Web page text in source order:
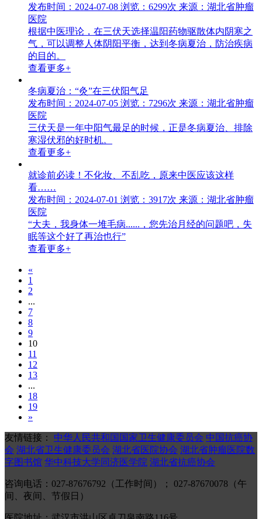
发布时间：2024-07-08 浏览：6299次 来源：湖北省肿瘤
医院
根据中医理论，在三伏天选择温阳药物驱散体内阴寒之
气，可以调整人体阴阳平衡，达到冬病夏治，防治疾病
的目的。
查看更多+
冬病夏治：“灸”在三伏阳气足
发布时间：2024-07-05 浏览：7296次 来源：湖北省肿瘤
医院
三伏天是一年中阳气最足的时候，正是冬病夏治、排除
寒湿伏邪的好时机。
查看更多+
就诊前必读！不化妆、不乱吃，原来中医应该这样
看……
发布时间：2024-07-01 浏览：3917次 来源：湖北省肿瘤
医院
“大夫，我身体一堆毛病......，您先治月经的问题吧，失
眠等这个好了再治也行”
查看更多+
«
1
2
...
7
8
9
10
11
12
13
...
18
19
»
友情链接： 中华人民共和国国家卫生健康委员会 中国抗癌协
会 湖北省卫生健康委员会 湖北省医院协会 湖北省肿瘤医院数
字图书馆 华中科技大学同济医学院 湖北省抗癌协会
咨询电话：027-87676792（工作时间）； 027-87670078（午
间、夜间、节假日）